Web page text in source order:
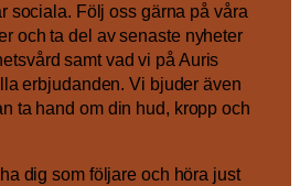
sociala. Följ oss gärna på våra
och ta del av senaste nyheter
samt vad vi på Auris
erbjudanden. Vi bjuder även
ta hand om din hud, kropp och
dig som följare och höra just